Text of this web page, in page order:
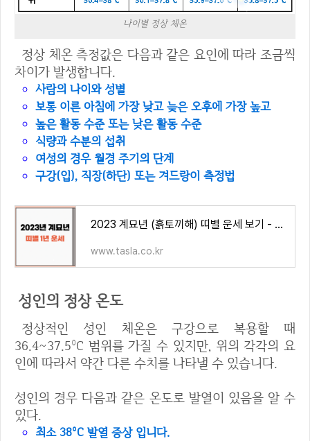
나이별 정상 체온
정상 체온 측정값은 다음과 같은 요인에 따라 조금씩
차이가 발생합니다.
사람의 나이와 성별
보통 이른 아침에 가장 낮고 늦은 오후에 가장 높고
높은 활동 수준 또는 낮은 활동 수준
식량과 수분의 섭취
여성의 경우 월경 주기의 단계
구강(입), 직장(하단) 또는 겨드랑이 측정법
2023 계묘년 (흙토끼해) 띠별 운세 보기 - 1년운세
www.tasla.co.kr
성인의 정상 온도
정상적인 성인 체온은 구강으로 복용할 때
36.4~37.5°C 범위를 가질 수 있지만, 위의 각각의 요
인에 따라서 약간 다른 수치를 나타낼 수 있습니다.
성인의 경우 다음과 같은 온도로 발열이 있음을 알 수
있다.
최소 38°C 발열 증상 입니다.